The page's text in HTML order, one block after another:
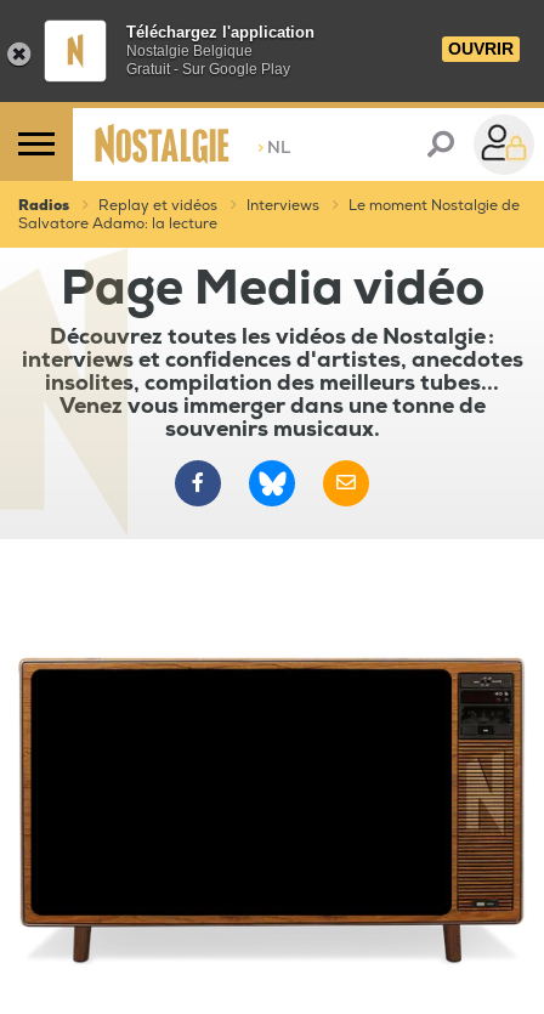
Téléchargez l'application
Nostalgie Belgique
Gratuit - Sur Google Play
OUVRIR
> NL
Radios Replay et vidéos Interviews
Le moment Nostalgie de
Salvatore Adamo: la lecture
Page Media vidéo
Découvrez toutes les vidéos de Nostalgie :
interviews et confidences d'artistes, anecdotes
insolites, compilation des meilleurs tubes...
Venez vous immerger dans une tonne de
souvenirs musicaux.